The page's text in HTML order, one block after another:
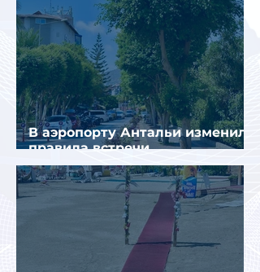
В аэропорту Антальи изменили
правила встречи
организованных туристов